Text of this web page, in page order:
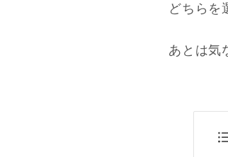
どちらを
あとは気